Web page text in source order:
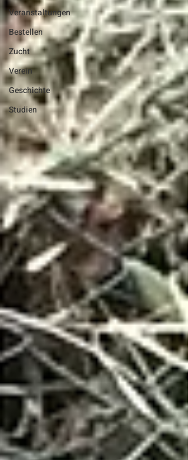
Veranstaltungen
Bestellen
Zucht
Verein
Geschichte
Studien